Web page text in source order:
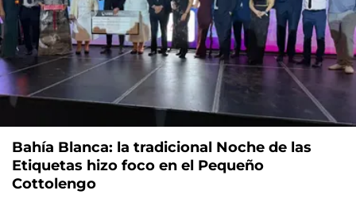
Bahía Blanca: la tradicional Noche de las
Etiquetas hizo foco en el Pequeño
Cottolengo